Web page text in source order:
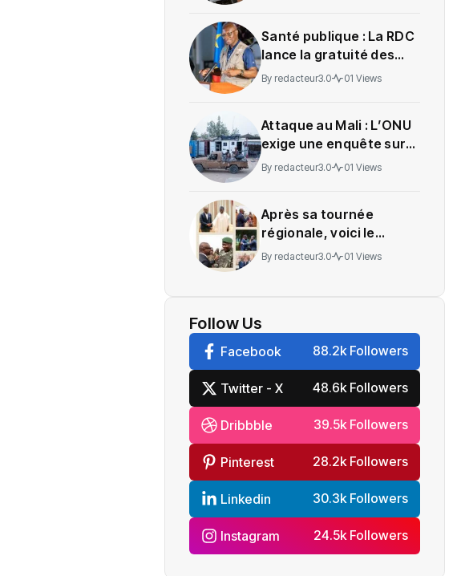
Santé publique : La RDC
lance la gratuité des
soins en Ituri
By redacteur3.0 01 Views
Attaque au Mali : L’ONU
exige une enquête sur
des soldats tués
By redacteur3.0 01 Views
Après sa tournée
régionale, voici le
message de Wadagni
By redacteur3.0 01 Views
Follow Us
Facebook 88.2k Followers
Twitter - X 48.6k Followers
Dribbble 39.5k Followers
Pinterest 28.2k Followers
Linkedin 30.3k Followers
Instagram 24.5k Followers